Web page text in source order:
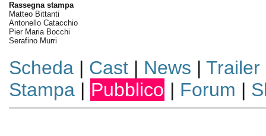
Rassegna stampa
Matteo Bittanti
Antonello Catacchio
Pier Maria Bocchi
Serafino Murri
Scheda| Cast| News | Trailer
Stampa| Pubblico | Forum |